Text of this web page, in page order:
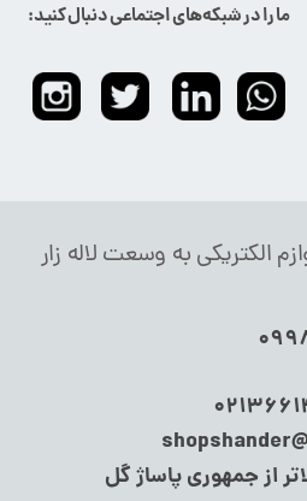
الکتریکی به وسعت لاله زار
از جمهوری پاساژ گل
ما را در شبکه‌های اجتماعی دنبال کنید: